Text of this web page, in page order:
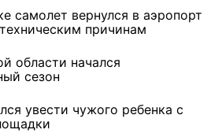
самолет вернулся в аэропорт
причинам
области начался
сезон
увести чужого ребенка с